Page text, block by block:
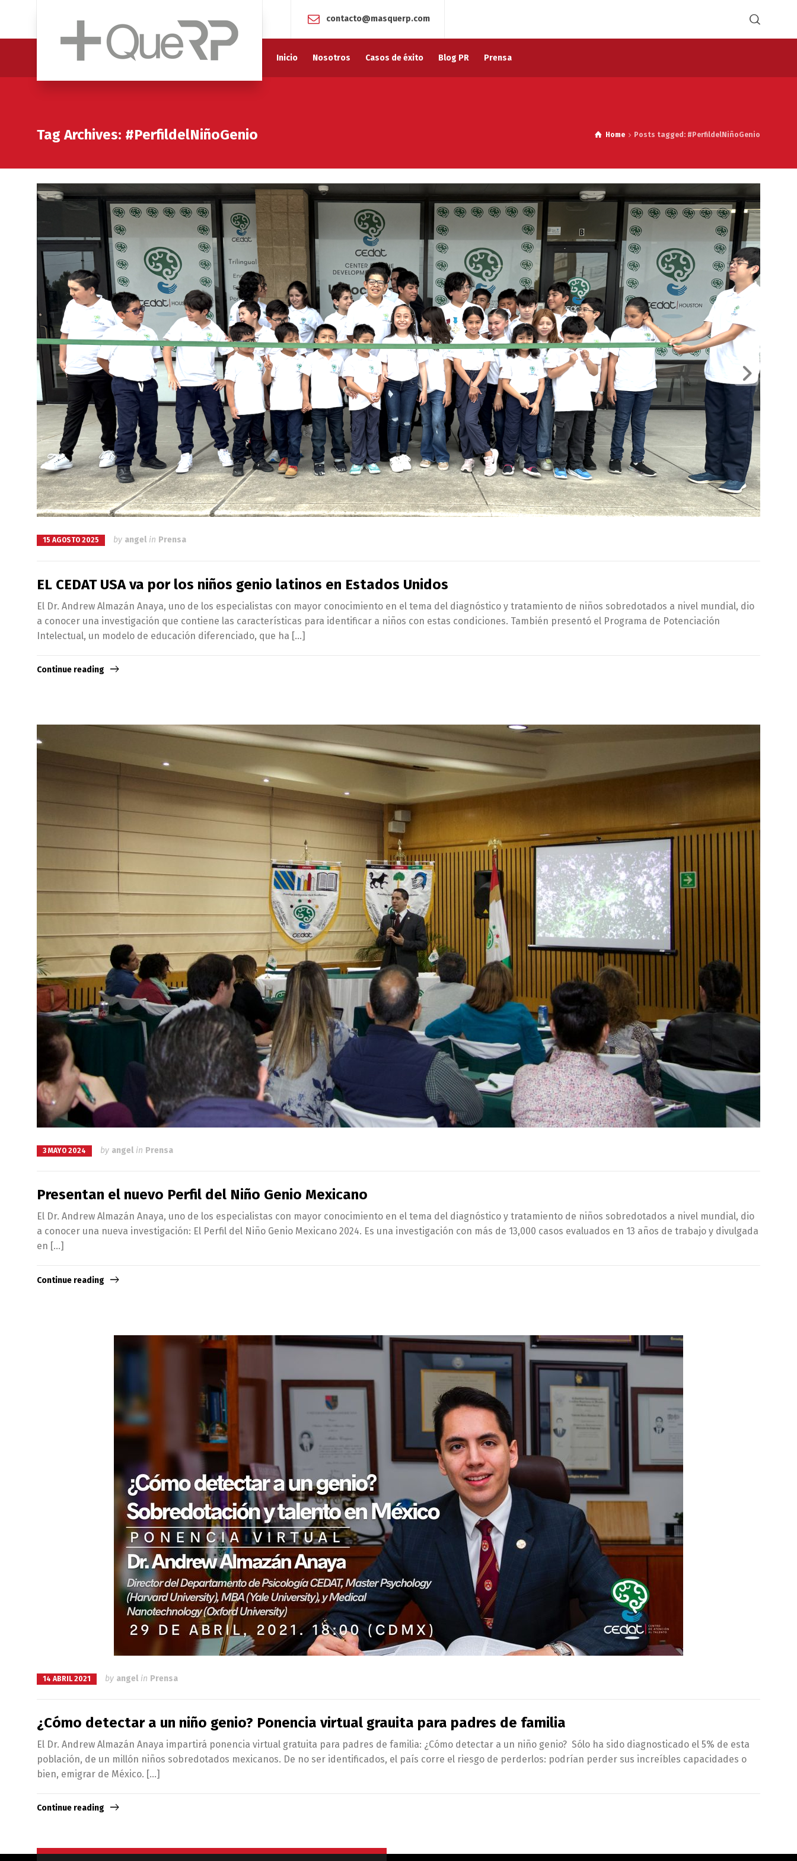
contacto@masquerp.com
Inicio Nosotros Casos de éxito Blog PR Prensa
Tag Archives: #PerfildelNiñoGenio Home Posts tagged: #PerfildelNiñoGenio
15 AGOSTO 2025 by angel in Prensa
EL CEDAT USA va por los niños genio latinos en Estados Unidos
El Dr. Andrew Almazán Anaya, uno de los especialistas con mayor conocimiento en el tema del diagnóstico y tratamiento de niños sobredotados a nivel mundial, dio
a conocer una investigación que contiene las características para identificar a niños con estas condiciones. También presentó el Programa de Potenciación
Intelectual, un modelo de educación diferenciado, que ha […]
Continue reading
3 MAYO 2024 by angel in Prensa
Presentan el nuevo Perfil del Niño Genio Mexicano
El Dr. Andrew Almazán Anaya, uno de los especialistas con mayor conocimiento en el tema del diagnóstico y tratamiento de niños sobredotados a nivel mundial, dio
a conocer una nueva investigación: El Perfil del Niño Genio Mexicano 2024. Es una investigación con más de 13,000 casos evaluados en 13 años de trabajo y divulgada
en […]
Continue reading
14 ABRIL 2021 by angel in Prensa
¿Cómo detectar a un niño genio? Ponencia virtual grauita para padres de familia
El Dr. Andrew Almazán Anaya impartirá ponencia virtual gratuita para padres de familia: ¿Cómo detectar a un niño genio? Sólo ha sido diagnosticado el 5% de esta
población, de un millón niños sobredotados mexicanos. De no ser identificados, el país corre el riesgo de perderlos: podrían perder sus increíbles capacidades o
bien, emigrar de México. […]
Continue reading